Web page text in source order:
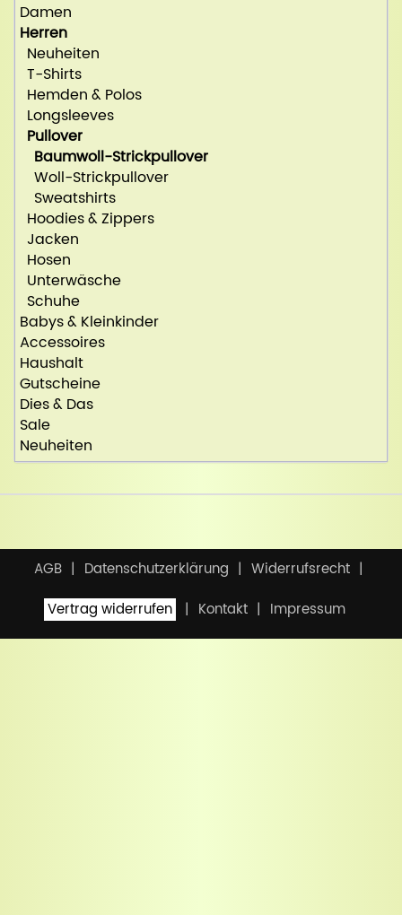
Damen
Herren
Neuheiten
T-Shirts
Hemden & Polos
Longsleeves
Pullover
Baumwoll-Strickpullover
Woll-Strickpullover
Sweatshirts
Hoodies & Zippers
Jacken
Hosen
Unterwäsche
Schuhe
Babys & Kleinkinder
Accessoires
Haushalt
Gutscheine
Dies & Das
Sale
Neuheiten
AGB Datenschutzerklärung
Widerrufsrecht
Vertrag widerrufen
Kontakt Impressum